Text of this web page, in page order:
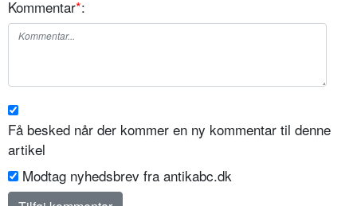
Kommentar*:
Få besked når der kommer en ny kommentar til denne
artikel
Modtag nyhedsbrev fra antikabc.dk